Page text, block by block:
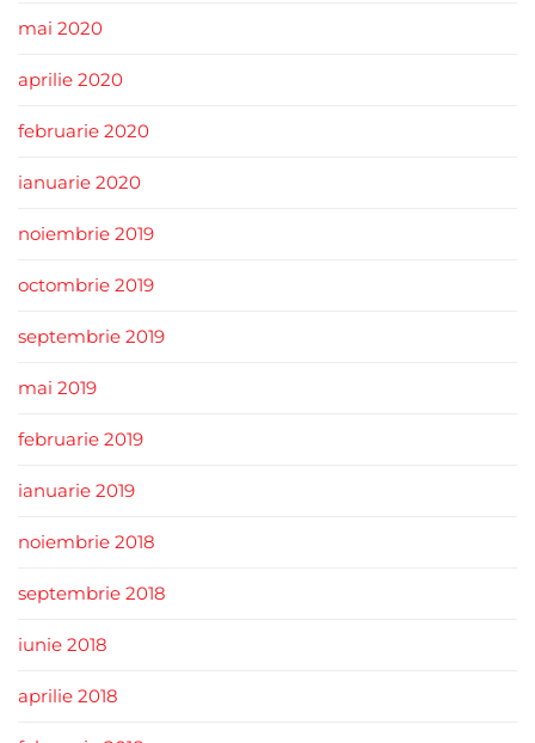
mai 2020
aprilie 2020
februarie 2020
ianuarie 2020
noiembrie 2019
octombrie 2019
septembrie 2019
mai 2019
februarie 2019
ianuarie 2019
noiembrie 2018
septembrie 2018
iunie 2018
aprilie 2018